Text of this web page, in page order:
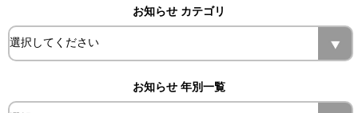
お知らせ カテゴリ
お知らせ 年別一覧